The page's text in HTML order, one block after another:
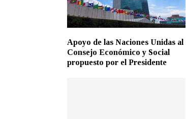
Apoyo de las Naciones Unidas al
Consejo Económico y Social
propuesto por el Presidente